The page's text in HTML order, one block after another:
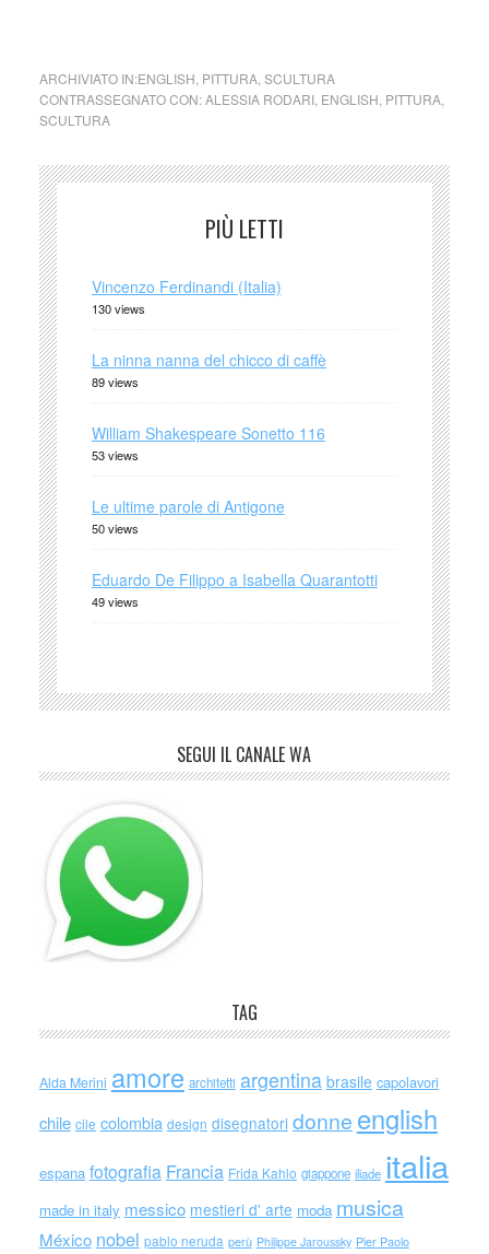
ARCHIVIATO IN:ENGLISH PITTURA, SCULTURA
CONTRASSEGNATO CON:ALESSIA RODARI, ENGLISH PITTURA,
SCULTURA
PIÙ LETTI
Vincenzo Ferdinandi (Italia)
130 views
La ninna nanna del chicco di caffè
89 views
William Shakespeare Sonetto 116
53 views
Le ultime parole di Antigone
50 views
Eduardo De Filippo a Isabella Quarantotti
49 views
SEGUI IL CANALE WA
TAG
Alda Merini amore architetti argentina brasile capolavori
chile cile colombia design disegnatori donne english
espana fotografia Francia Frida Kahlo giappone iliade italia
made in italy messico mestieri d' arte moda musica
México nobel pablo neruda perù Philippe Jaroussky Pier Paolo